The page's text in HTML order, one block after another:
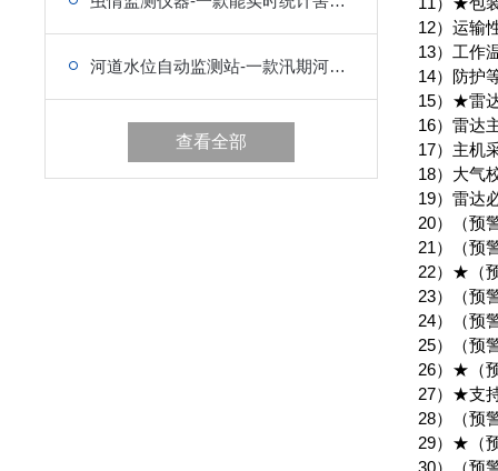
河道水位自动监测站-一款汛期河道管理的水位监测站
查看全部
12）运输
13）工作
14）防护
15）★雷
16）雷达
17）主机
18）大气
19）雷达
20）（预
21）（预
22）★（
23）（预
24）（预
25）（预
26）★（
27）★支
28）（预
29）★（
30）（预